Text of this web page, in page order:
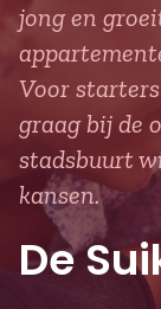
jong en
Voor
graag bij de
stadsbuurt
kansen.
De